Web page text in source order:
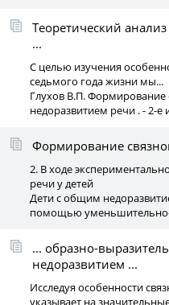
Теоретический
...
С целью изучения
седьмого года жизни мы...
Глухов В.П. Формирование
недоразвитием речи . - 2-е
Формирование
2. В ходе
речи у детей
Дети с общим
помощью уменьшительно-
... образно-
недоразвитием ...
Исследуя особенности
указывает на